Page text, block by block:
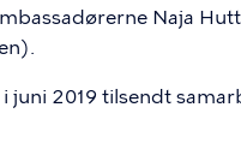
Naja
i juni 2019 tilsendt